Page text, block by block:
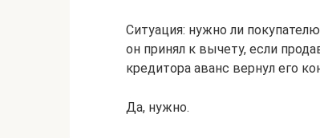
Ситуация: нужно ли
он принял к вычету, если
кредитора аванс вернул его
Да, нужно.